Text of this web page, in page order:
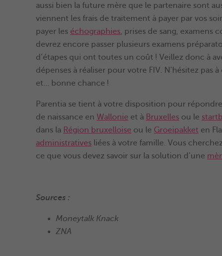
aussi bien la future mère que le partenaire sont
viennent les frais de traitement à payer par vos
payer les échographies, prises de sang, examens
devrez encore passer plusieurs examens
d’étapes qui ont toutes un coût ! Veillez donc à
dépenses à réaliser pour votre FIV. N’hésitez
et… bonne chance !
Parentia se tient à votre disposition pour
de naissance en Wallonie et à Bruxelles ou le
dans la Région bruxelloise ou le Groeipakket en
administratives liées à votre famille. Vous
ce que vous devez savoir sur la solution d’une
Sources :
Moneytalk Knack
ZNA